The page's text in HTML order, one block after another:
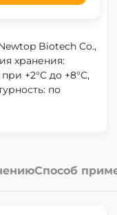
Biotech Co.,
хранения:
+2°C до +8°C,
по
Способ